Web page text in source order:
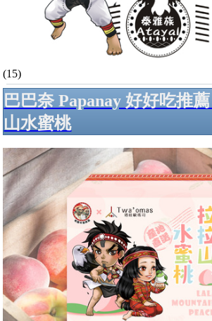
(15)
巴巴奈 Papanay 好好吃推
山水蜜桃